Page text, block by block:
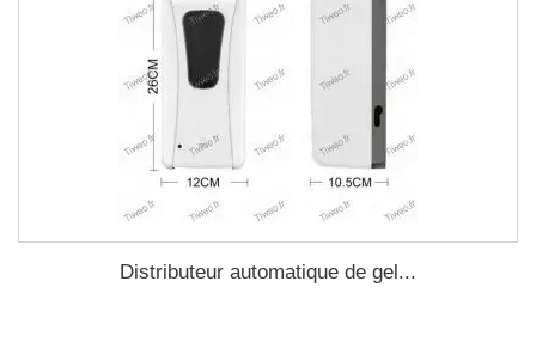
Distributeur automatique de gel...